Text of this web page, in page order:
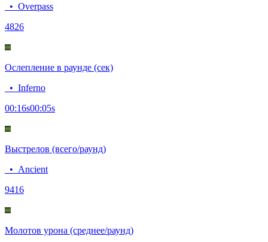
• Overpass
4826
Ослепление в раунде (сек)
• Inferno
00:16s00:05s
Выстрелов (всего/раунд)
• Ancient
9416
Молотов урона (среднее/раунд)